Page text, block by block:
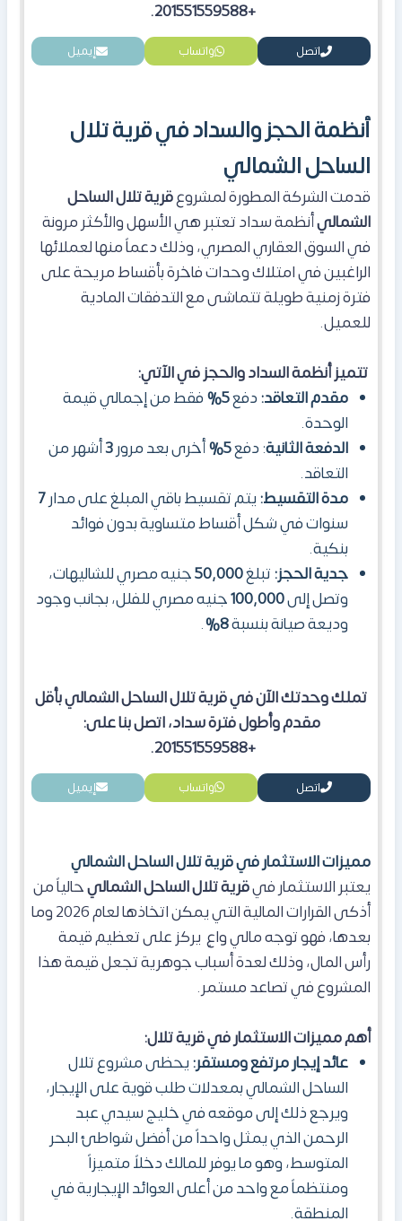
+201551559588.
اتصل واتساب إيميل
أنظمة الحجز والسداد في قرية تلال
الساحل الشمالي
قدمت الشركة المطورة لمشروعقرية تلال الساحل
الشماليأنظمة سداد تعتبر هي الأسهل والأكثر مرونة
في السوق العقاري المصري، وذلك دعماً منها لعملائها
الراغبين في امتلاك وحدات فاخرة بأقساط مريحة على
فترة زمنية طويلة تتماشى مع التدفقات المادية
للعميل.
تتميز أنظمة السداد والحجز في الآتي:
مقدم التعاقد:دفع5%
فقط من إجمالي قيمة
الوحدة.
الدفعة الثانية: دفع5% أخرى بعد مرور3أشهر من
التعاقد.
مدة التقسيط:يتم تقسيط باقي المبلغ على مدار7
سنوات في شكل أقساط متساوية بدون فوائد
بنكية.
جدية الحجز:تبلغ50,000جنيه مصري للشاليهات،
وتصل إلى100,000جنيه مصري للفلل، بجانب وجود
وديعة صيانة بنسبة8%
.
تملك وحدتك الآن في قرية تلال الساحل الشمالي بأقل
مقدم وأطول فترة سداد، اتصل بنا على:
+201551559588.
اتصل واتساب إيميل
مميزات الاستثمار في قرية تلال الساحل الشمالي
يعتبر الاستثمار فيقرية تلال الساحل الشماليحالياً من
أذكى القرارات المالية التي يمكن اتخاذها لعام 2026 وما
بعدها، فهو توجه مالي واعٍ يركز على تعظيم قيمة
رأس المال، وذلك لعدة أسباب جوهرية تجعل قيمة هذا
المشروع في تصاعد مستمر.
أهم مميزات الاستثمار في قرية تلال:
عائد إيجار مرتفع ومستقر:يحظى مشروع تلال
الساحل الشمالي بمعدلات طلب قوية على الإيجار،
ويرجع ذلك إلى موقعه في خليج سيدي عبد
الرحمن الذي يمثل واحداً من أفضل شواطئ البحر
المتوسط، وهو ما يوفر للمالك دخلاً متميزاً
ومنتظماً مع واحد من أعلى العوائد الإيجارية في
المنطقة.